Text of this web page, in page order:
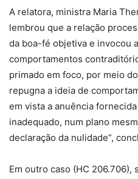
A relatora, ministra Maria
lembrou que a relação
da boa-fé objetiva e invocou
comportamentos
primado em foco, por meio
repugna a ideia de
em vista a anuência
inadequado, num plano
declaração da nulidade”,
Em outro caso (HC